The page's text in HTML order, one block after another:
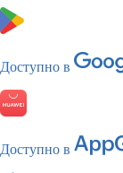
Доступно в
Доступно в